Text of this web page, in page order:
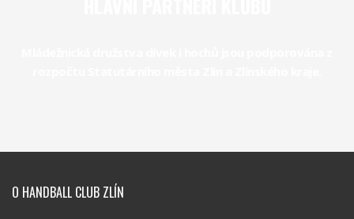
O HANDBALL CLUB ZLÍN